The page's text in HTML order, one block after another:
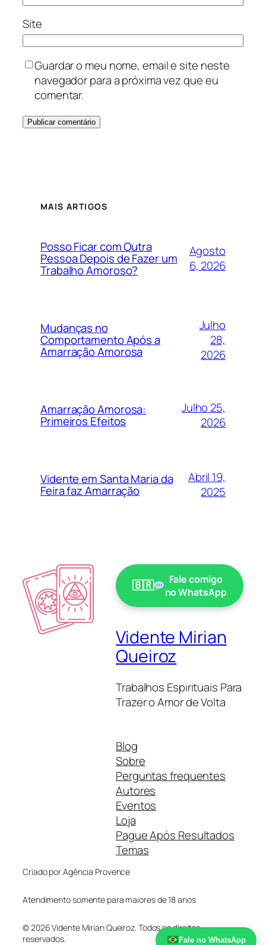
Site
Guardar o meu nome, email e site neste
navegador para a próxima vez que eu
comentar.
MAIS ARTIGOS
Posso Ficar com Outra
Pessoa Depois de Fazer um
Trabalho Amoroso?
Agosto
6, 2026
Mudanças no
Comportamento Após a
Amarração Amorosa
Julho
28,
2026
Amarração Amorosa:
Primeiros Efeitos
Julho 25,
2026
Vidente em Santa Maria da
Feira faz Amarração
Abril 19,
2025
Fale comigo
no WhatsApp
Vidente Mirian
Queiroz
Trabalhos Espirituais Para
Trazer o Amor de Volta
Blog
Sobre
Perguntas frequentes
Autores
Eventos
Loja
Pague Após Resultados
Temas
Criado por Agência Provence
Atendimento somente para maiores de 18 anos
© 2026 Vidente Mirian Queiroz. Todos os direitos
reservados.
Fale no WhatsApp